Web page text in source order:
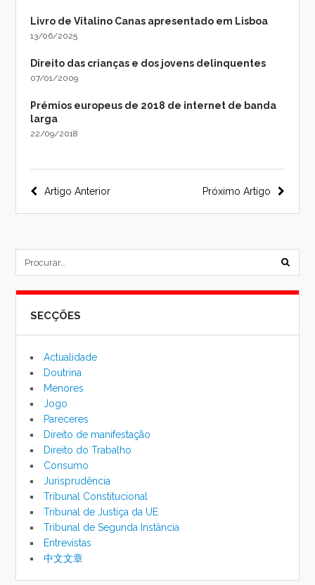
Livro de Vitalino Canas apresentado em Lisboa
13/06/2025
Direito das crianças e dos jovens delinquentes
07/01/2009
Prémios europeus de 2018 de internet de banda
larga
22/09/2018
Navegação
do
Próximo Artigo
Artigo Anterior
SECÇÕES
Actualidade
Doutrina
Menores
Jogo
Pareceres
Direito de manifestação
Direito do Trabalho
Consumo
Jurisprudência
Tribunal Constitucional
Tribunal de Justiça da UE
Tribunal de Segunda Instância
Entrevistas
中文文章